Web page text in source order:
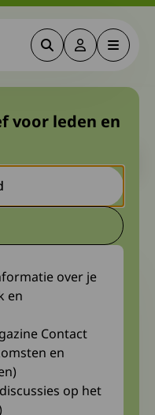
ZoekenDeze link
Menu
Euro-HSP
diagnosewerkgroep HSP
voor leden en
link gaat naar een
over je
en
Contact
en
op het